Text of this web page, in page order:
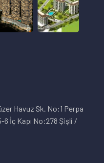
Havuz Sk. No:1 Perpa
İç Kapı No:278 Şişli /